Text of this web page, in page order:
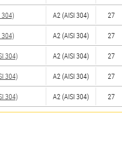
304) А2 (AISI 304) 27
304) А2 (AISI 304) 27
304) А2 (AISI 304) 27
304) А2 (AISI 304) 27
304) А2 (AISI 304) 27